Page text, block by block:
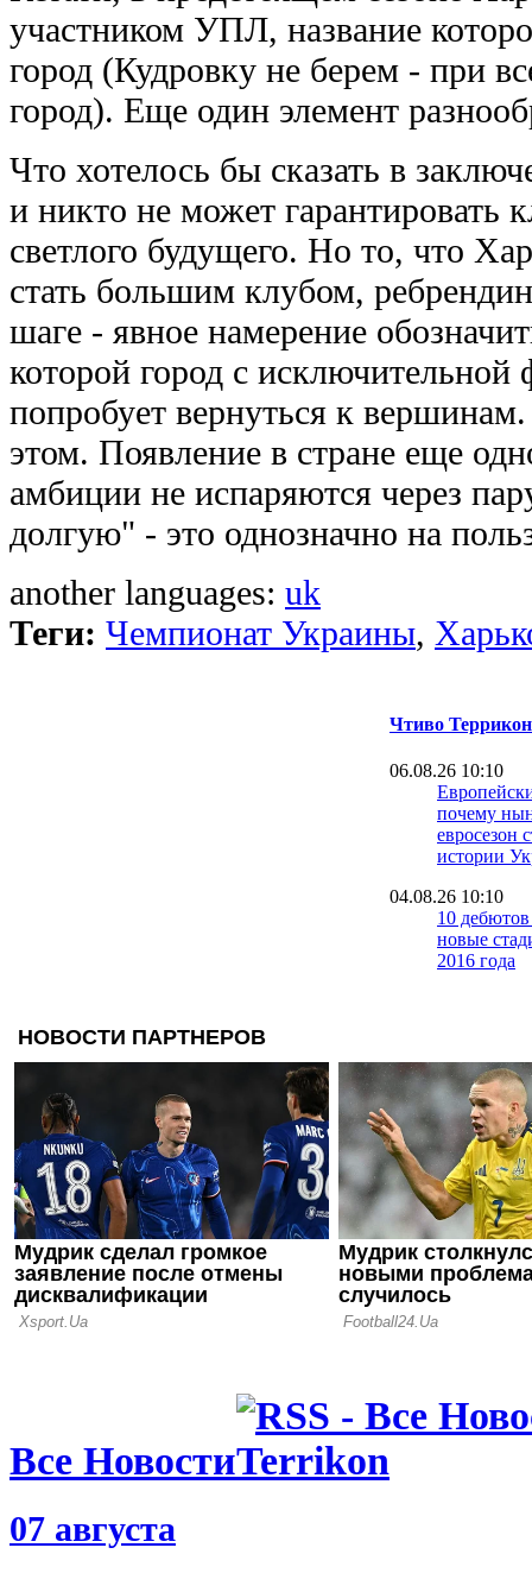
участником УПЛ, название
город (Кудровку не берем - при
город). Еще один элемент
Что хотелось бы сказать в
и никто не может гарантировать
светлого будущего. Но то, что
стать большим клубом,
шаге - явное намерение
которой город с исключительной
попробует вернуться к
этом. Появление в стране еще
амбиции не испаряются через
долгую" - это однозначно на
another languages: uk
Теги: Чемпионат Украины,
Чтиво
06.08.26 10:10
почему
евросезон
истории
04.08.26 10:10
10 дебютов
новые
2016 года
30.07.26 10:10
старта
28.07.26 10:10
кто за
Все Новости
07 августа